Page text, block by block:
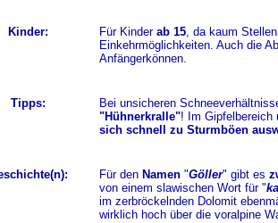
Kinder: Für Kinder ab 15, da kaum
Einkehrmöglichkeiten. Auch die
Anfängerkönnen.
Tipps: Bei unsicheren
"Hühnerkralle"! Im Gipfelbereich
sich schnell zu Sturmböen
Für den Namen "Göller" gibt es
von einem slawischen Wort für "
im zerbröckelnden Dolomit
wirklich hoch über die voralpine